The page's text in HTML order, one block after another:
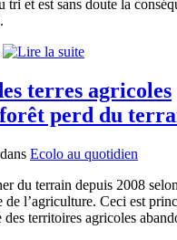
tri et est sans doute la
terres agricoles
perd du
Ecolo au quotidien
du terrain depuis 2008
de l’agriculture. Ceci est
des territoires agricoles